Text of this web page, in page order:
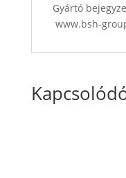
Gyártó
www.bsh-